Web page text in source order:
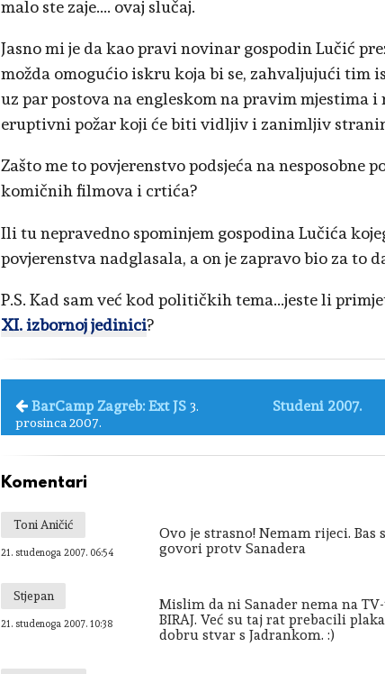
malo ste zaje.... ovaj slučaj.
Jasno mi je da kao pravi novinar gospodin Lučić
možda omogućio iskru koja bi se, zahvaljujući tim
uz par postova na engleskom na pravim mjestima i
eruptivni požar koji će biti vidljiv i zanimljiv
Zašto me to povjerenstvo podsjeća na nesposobne
komičnih filmova i crtića?
Ili tu nepravedno spominjem gospodina Lučića
povjerenstva nadglasala, a on je zapravo bio za to
P.S. Kad sam već kod političkih tema...jeste li
XI. izbornoj jedinici?
BarCamp Zagreb: Ext JS 3.
prosinca 2007.
Studeni 2007.
Komentari
Toni Aničić
21. studenoga 2007. 06:54
Ovo je strasno! Nemam rijeci.
govori protv Sanadera
Stjepan
21. studenoga 2007. 10:38
Mislim da ni Sanader nema na
BIRAJ. Već su taj rat prebacili
dobru stvar s Jadrankom. :)